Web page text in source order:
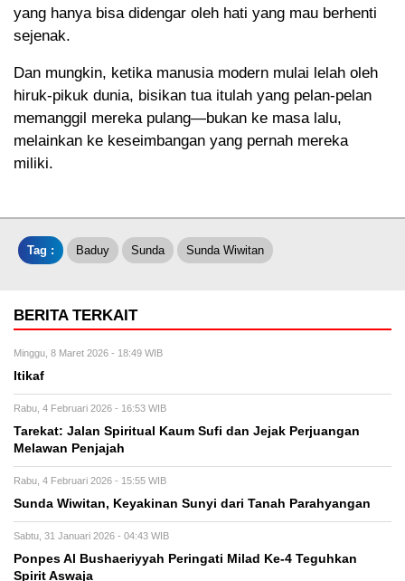
yang hanya bisa didengar oleh hati yang mau berhenti
sejenak.
Dan mungkin, ketika manusia modern mulai lelah oleh
hiruk-pikuk dunia, bisikan tua itulah yang pelan-pelan
memanggil mereka pulang—bukan ke masa lalu,
melainkan ke keseimbangan yang pernah mereka
miliki.
Tag : Baduy Sunda Sunda Wiwitan
BERITA TERKAIT
Minggu, 8 Maret 2026 - 18:49 WIB
Itikaf
Rabu, 4 Februari 2026 - 16:53 WIB
Tarekat: Jalan Spiritual Kaum Sufi dan Jejak Perjuangan
Melawan Penjajah
Rabu, 4 Februari 2026 - 15:55 WIB
Sunda Wiwitan, Keyakinan Sunyi dari Tanah Parahyangan
Sabtu, 31 Januari 2026 - 04:43 WIB
Ponpes Al Bushaeriyyah Peringati Milad Ke-4 Teguhkan
Spirit Aswaja